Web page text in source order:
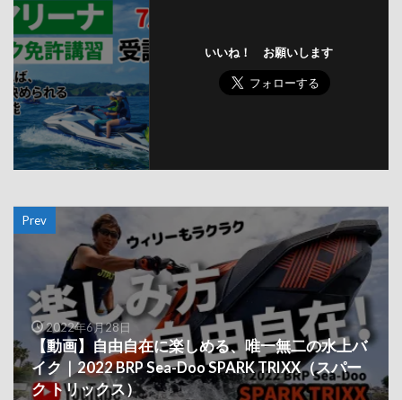
いいね！ お願いします
Prev
2022年6月28日
【動画】自由自在に楽しめる、唯一無二の水上バ
イク｜2022 BRP Sea-Doo SPARK TRIXX（スパー
ク トリックス）